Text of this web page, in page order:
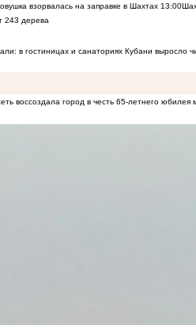
взорвалась на заправке в Шахтах 13:00
243 дерева
в гостиницах и санаториях Кубани выросло
воссоздала город в честь 65-летнего юбилея